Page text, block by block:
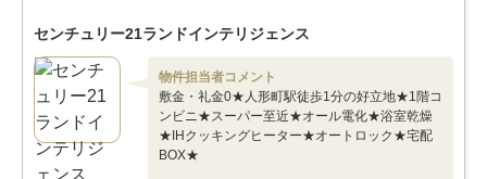
センチュリー21ランドインテリジェンス
物件担当者コメント
敷金・礼金0★人形町駅徒歩1分の好立地★1階コ
ンビニ★スーパー至近★オール電化★浴室乾燥
★IHクッキングヒーター★オートロック★宅配
BOX★